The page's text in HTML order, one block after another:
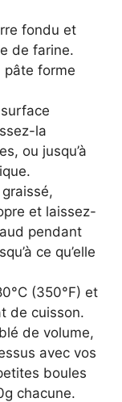
fondu et
de farine.
pâte forme
la
ou jusqu’à
et laissez-
pendant
ce qu’elle
(350°F) et
de cuisson.
de volume,
avec vos
boules
chacune.